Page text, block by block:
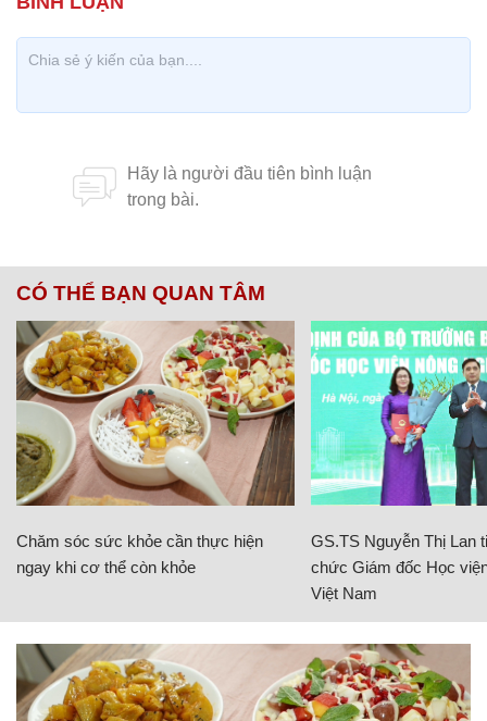
CÓ THỂ BẠN QUAN TÂM
Chăm sóc sức khỏe cần thực hiện
ngay khi cơ thể còn khỏe
GS.TS Nguyễn Thị Lan
chức Giám đốc Học
Việt Nam